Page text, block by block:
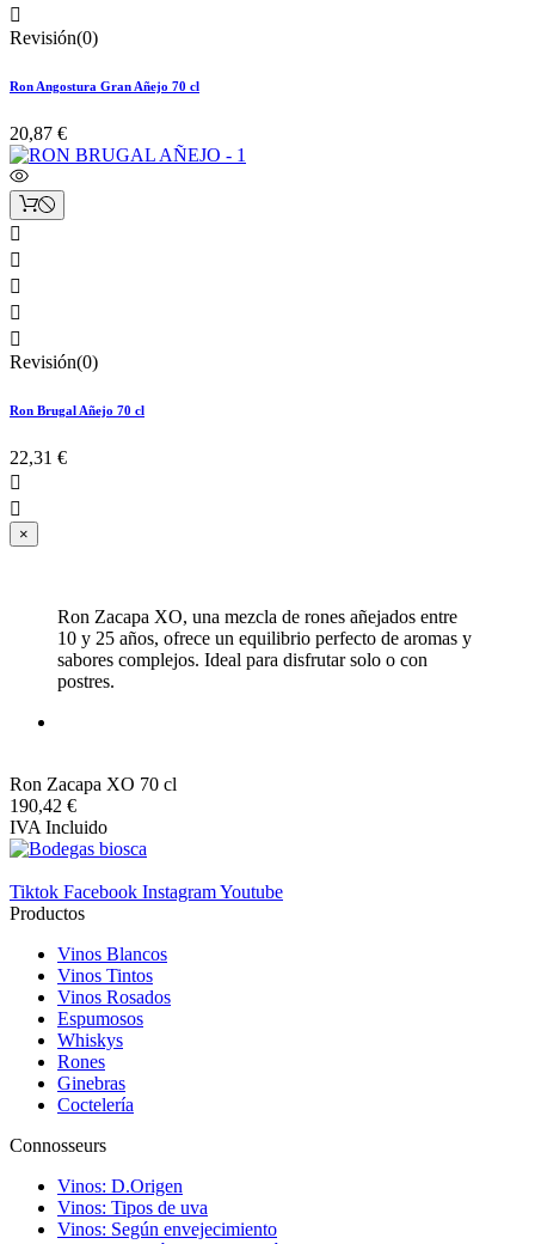

Revisión(0)
Ron Angostura Gran Añejo 70 cl
20,87 €





Revisión(0)
Ron Brugal Añejo 70 cl
22,31 €


×
Ron Zacapa XO, una mezcla de rones añejados entre
10 y 25 años, ofrece un equilibrio perfecto de aromas y
sabores complejos. Ideal para disfrutar solo o con
postres.
Ron Zacapa XO 70 cl
190,42 €
IVA Incluido
Tiktok Facebook InstagramYoutube
Productos
Vinos Blancos
Vinos Tintos
Vinos Rosados
Espumosos
Whiskys
Rones
Ginebras
Coctelería
Connosseurs
Vinos: D.Origen
Vinos: Tipos de uva
Vinos: Según envejecimiento